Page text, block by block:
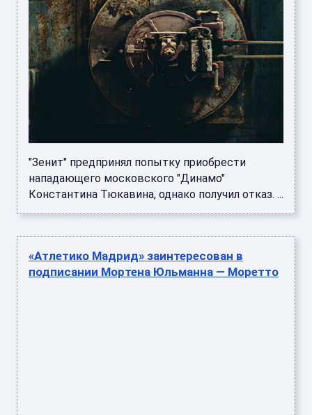
"Зенит" предпринял попытку приобрести
нападающего московского "Динамо"
Константина Тюкавина, однако получил отказ. ...
«Атлетико Мадрид» заинтересован в
подписании Мортена Юльманна — Моретто